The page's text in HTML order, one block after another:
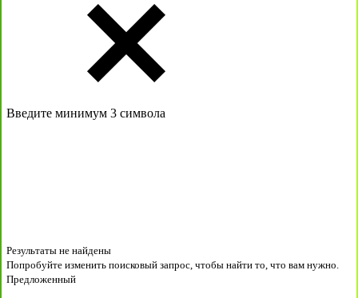
Введите минимум 3 символа
Результаты не найдены
Попробуйте изменить поисковый запрос, чтобы найти то, что вам нужно.
Предложенный